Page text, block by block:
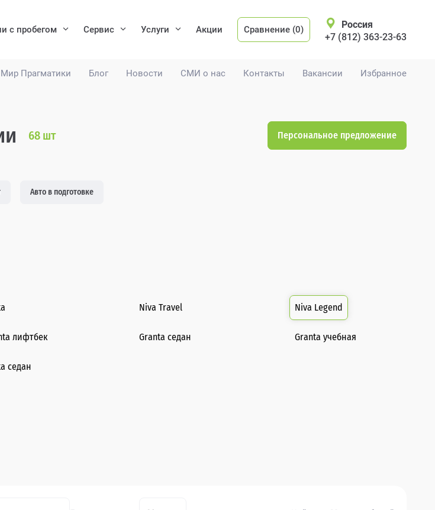
Мир Прагматики Блог Новости СМИ о нас Контакты Вакансии Избранное
с пробегом Сервис Услуги Акции Сравнение (0)
Россия
+7 (812) 363-23-63
68 шт Персональное предложение
Авто в подготовке
Niva Travel Niva Legend
лифтбек Granta седан Granta учебная
седан